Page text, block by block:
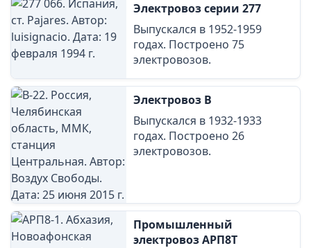
Электровоз серии 277
Выпускался в 1952-1959
годах. Построено 75
электровозов.
Электровоз В
Выпускался в 1932-1933
годах. Построено 26
электровозов.
Промышленный
электровоз АРП8Т